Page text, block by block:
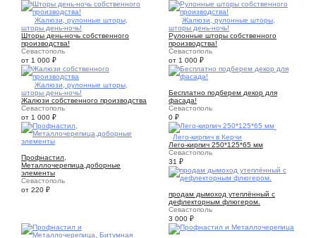
Жалюзи, рулонные шторы,
шторы день-ночь!
Шторы день-ночь собственного
производства!
Севастополь
от 1 000 ₽
Жалюзи, рулонные шторы,
шторы день-ночь!
Рулонные шторы собственного
производства!
Севастополь
от 1 000 ₽
Жалюзи, рулонные шторы,
шторы день-ночь!
Жалюзи собственного производства
Севастополь
от 1 000 ₽
Бесплатно подберем декор для
фасада!
Севастополь
0 ₽
Профнастил,
Металлочерепица,доборные
элементы
Севастополь
от 220 ₽
Лего-кирпич в Керчи
Лего-кирпич 250*125*65 мм
Севастополь
31 ₽
продам дымоход утеплённый с
дефлекторным флюгером.
Севастополь
3 000 ₽